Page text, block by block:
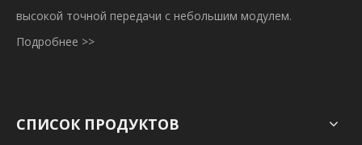
высокой точной передачи с небольшим модулем.
Подробнее >>
СПИСОК ПРОДУКТОВ